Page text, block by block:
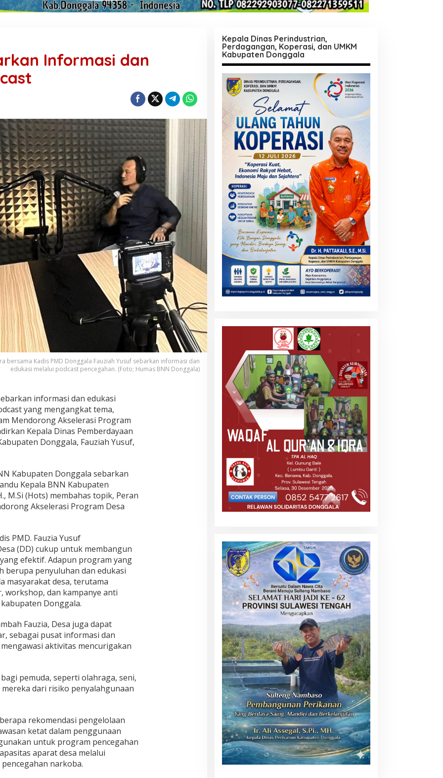
Informasi dan
bersama Kadis PMD Donggala Fauziah Yusuf sebarkan informasi dan
edukasi melalui podcast pencegahan. (Foto; Humas BNN Donggala)
informasi dan edukasi
yang mengangkat tema,
Mendorong Akselerasi Program
Kepala Dinas Pemberdayaan
Donggala, Fauziah Yusuf,
Kabupaten Donggala sebarkan
Kepala BNN Kabupaten
M.Si (Hots) membahas topik, Peran
Akselerasi Program Desa
PMD. Fauzia Yusuf
(DD) cukup untuk membangun
efektif. Adapun program yang
berupa penyuluhan dan edukasi
masyarakat desa, terutama
workshop, dan kampanye anti
Donggala.
Fauzia, Desa juga dapat
sebagai pusat informasi dan
aktivitas mencurigakan
pemuda, seperti olahraga, seni,
dari risiko penyalahgunaan
rekomendasi pengelolaan
ketat dalam penggunaan
untuk program pencegahan
aparat desa melalui
narkoba.
Kepala Dinas Perindustrian,
Perdagangan, Koperasi, dan UMKM
Kabupaten Donggala